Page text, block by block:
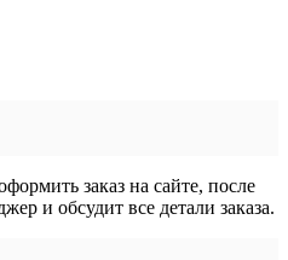
заказ на сайте, после
и обсудит все детали заказа.